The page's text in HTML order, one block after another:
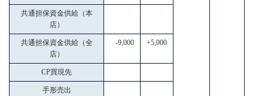
共通担保資金供給（本
店）
共通担保資金供給（全
店）
-9,000 +5,000
CP買現先
手形売出